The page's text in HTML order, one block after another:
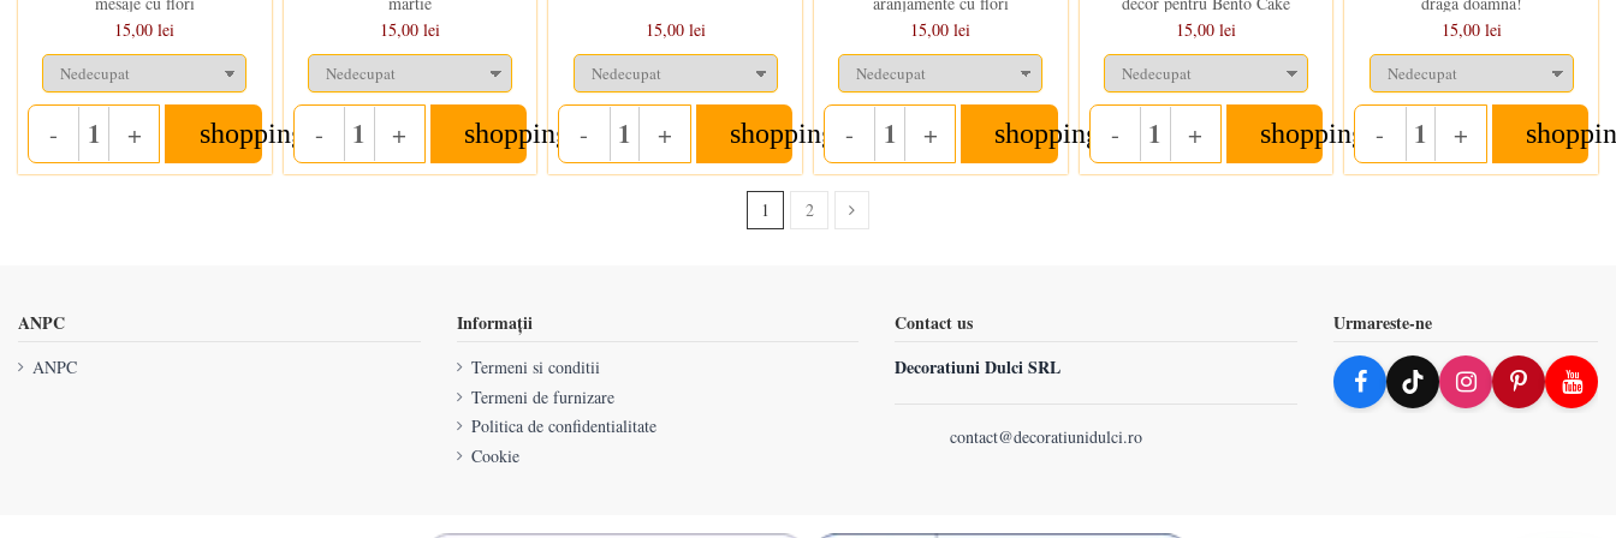
15,00 lei
- Quantity
+ shopping_cart
15,00 lei
- Quantity
+ shopping_cart
15,00 lei
- Quantity
+ shopping_cart
15,00 lei
- Quantity
+ shopping_cart
15,00 lei
- Quantity
+ shopping_cart
15,00 lei
- Quantity
+
1 2
ANPC
ANPC
Informații
Termeni si conditii
Termeni de furnizare
Politica de confidentialitate
Cookie
Contact us
Decoratiuni Dulci SRL
contact@decoratiunidulci.ro
Urmareste-ne